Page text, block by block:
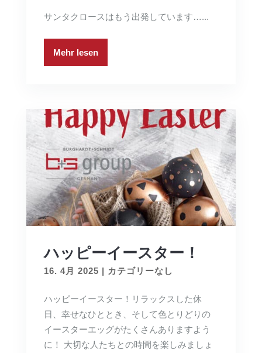
サンタクロースはもう出発しています…...
Mehr lesen
ハッピーイースター！
16. 4月 2025 | カテゴリーなし
ハッピーイースター！リラックスした休
日、幸せなひととき、そして色とりどりの
イースターエッグがたくさんありますよう
に！ 大切な人たちとの時間を楽しみましょ